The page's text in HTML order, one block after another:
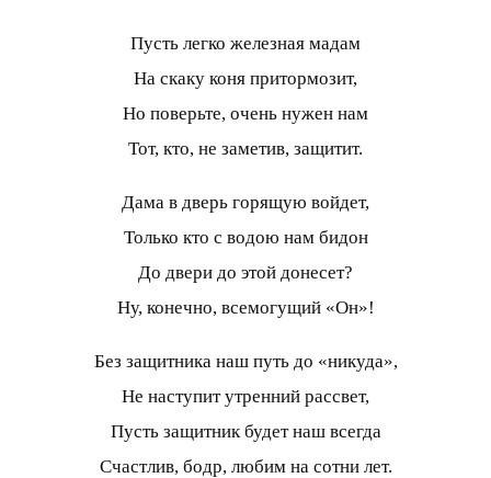
Пусть легко железная мадам
На скаку коня притормозит,
Но поверьте, очень нужен нам
Тот, кто, не заметив, защитит.
Дама в дверь горящую войдет,
Только кто с водою нам бидон
До двери до этой донесет?
Ну, конечно, всемогущий «Он»!
Без защитника наш путь до «никуда»,
Не наступит утренний рассвет,
Пусть защитник будет наш всегда
Счастлив, бодр, любим на сотни лет.